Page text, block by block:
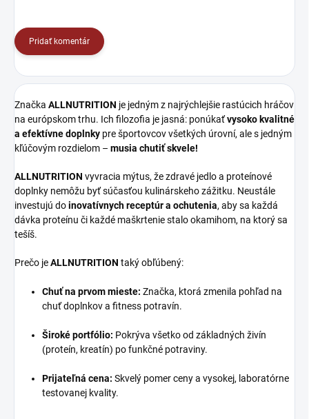
Pridať komentár
Značka ALLNUTRITION je jedným z najrýchlejšie rastúcich hráčov
na európskom trhu. Ich filozofia je jasná: ponúkaťvysoko kvalitné
a efektívne doplnky pre športovcov všetkých úrovní, ale s jedným
kľúčovým rozdielom – musia chutiť skvele!
ALLNUTRITION vyvracia mýtus, že zdravé jedlo a proteínové
doplnky nemôžu byť súčasťou kulinárskeho zážitku. Neustále
investujú doinovatívnych receptúr a ochutenia, aby sa každá
dávka proteínu či každé maškrtenie stalo okamihom, na ktorý sa
tešíš.
Prečo jeALLNUTRITION taký obľúbený:
Chuť na prvom mieste: Značka, ktorá zmenila pohľad na
chuť doplnkov a fitness potravín.
Široké portfólio: Pokrýva všetko od základných živín
(proteín, kreatín) po funkčné potraviny.
Prijateľná cena: Skvelý pomer ceny a vysokej, laboratórne
testovanej kvality.